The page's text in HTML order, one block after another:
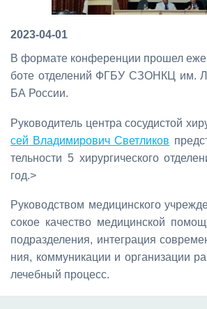
2023-04-01
В фор­ма­те кон­фе­рен­ции про­шел
бо­те от­де­ле­ний ФГ­БУ СЗОНКЦ им.
БА Рос­сии.
Ру­ко­во­ди­тель цен­тра со­су­ди­стой
сей Вла­ди­ми­ро­вич Свет­ли­ков
тель­но­сти 5 хи­рур­ги­че­ско­го
год.>
Ру­ко­вод­ством ме­ди­цин­ско­го
со­кое ка­че­ство ме­ди­цин­ской
под­раз­де­ле­ния, ин­те­гра­ция
ния, ком­му­ни­ка­ции и ор­га­ни­за­ции
ле­чеб­ный про­цесс.